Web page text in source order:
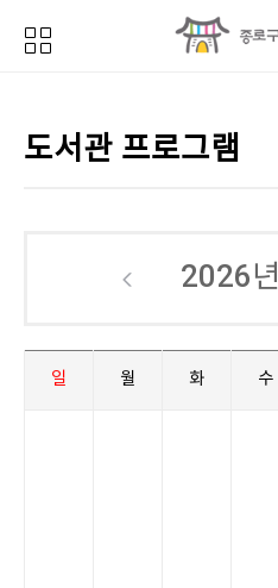
도서관 프로그램
2026년
일 월 화 수